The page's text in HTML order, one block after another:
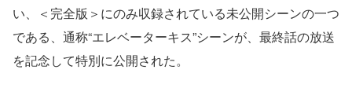
い、＜完全版＞にのみ収録されている未公開シーンの一つ
である、通称“エレベーターキス”シーンが、最終話の放送
を記念して特別に公開された。